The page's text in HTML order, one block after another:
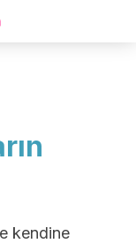
kendine